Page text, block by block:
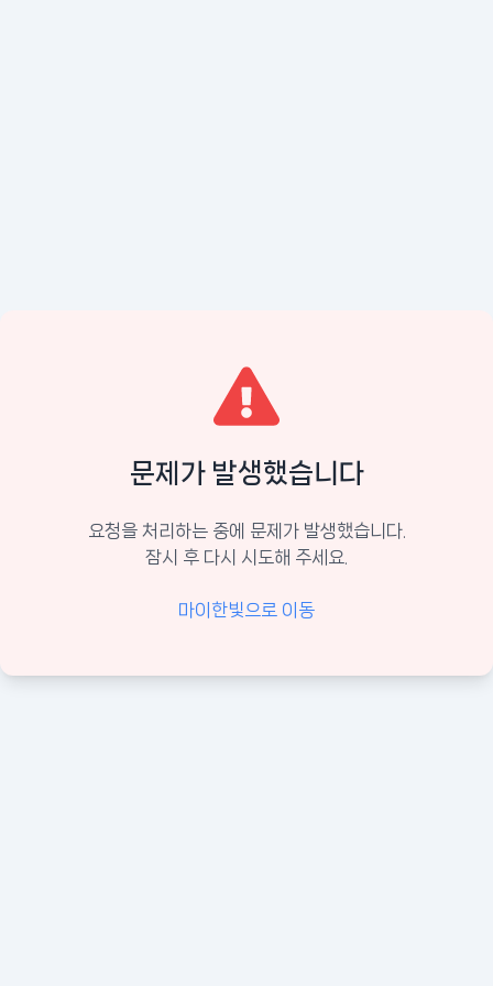
문제가 발생했습니다
요청을 처리하는 중에 문제가 발생했습니다.
잠시 후 다시 시도해 주세요.
마이한빛으로 이동